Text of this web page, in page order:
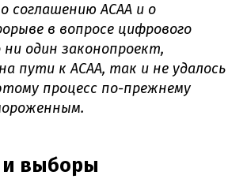
соглашению АСАА и о
в вопросе цифрового
ни один законопроект,
пути к АСАА, так и не удалось
процесс по-прежнему
и выборы